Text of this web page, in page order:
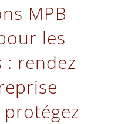
MPB
les
: rendez